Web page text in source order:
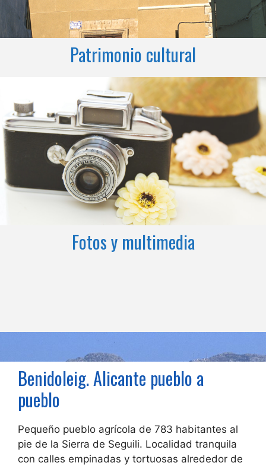
Patrimonio cultural
Fotos y multimedia
Benidoleig. Alicante pueblo a
pueblo
Pequeño pueblo agrícola de 783 habitantes al
pie de la Sierra de Seguili. Localidad tranquila
con calles empinadas y tortuosas alrededor de